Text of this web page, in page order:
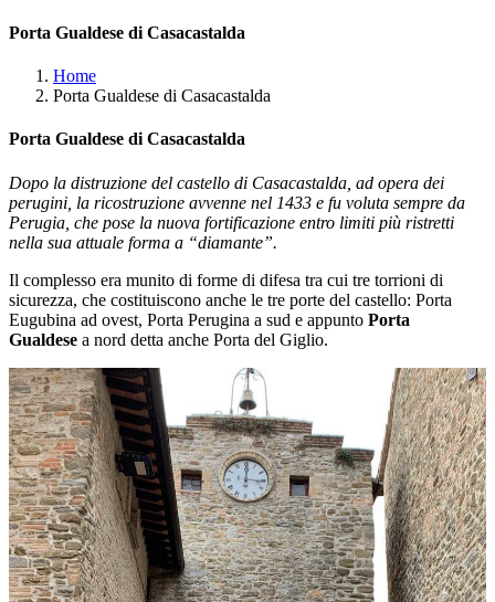
Porta Gualdese di Casacastalda
Home
Porta Gualdese di Casacastalda
Porta Gualdese di Casacastalda
Dopo la distruzione del castello di Casacastalda, ad opera dei
perugini, la ricostruzione avvenne nel 1433 e fu voluta sempre da
Perugia, che pose la nuova fortificazione entro limiti più ristretti
nella sua attuale forma a “diamante”.
Il complesso era munito di forme di difesa tra cui tre torrioni di
sicurezza, che costituiscono anche le tre porte del castello: Porta
Eugubina ad ovest, Porta Perugina a sud e appunto Porta
Gualdese a nord detta anche Porta del Giglio.